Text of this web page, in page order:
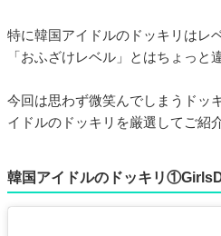
特に韓国アイドルのドッキリはレ
「おふざけレベル」とはちょっと
今回は思わず微笑んでしまうドッ
イドルのドッキリを厳選してご紹
韓国アイドルのドッキリ